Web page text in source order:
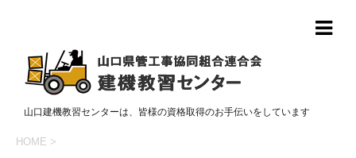
山口建機教習センターは、皆様の資格取得のお手伝いをしています
HOME >